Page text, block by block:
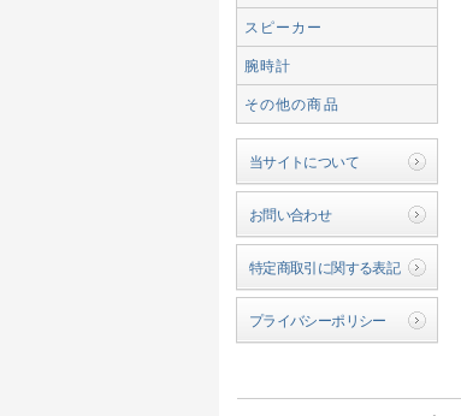
スピーカー
腕時計
その他の商品
当サイトについて
お問い合わせ
特定商取引に関する表記
プライバシーポリシー